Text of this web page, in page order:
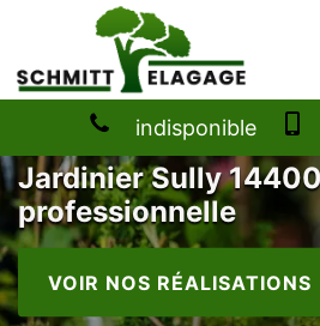
indisponible
Jardinier Sully
professionnelle
VOIR NOS RÉALISATIONS